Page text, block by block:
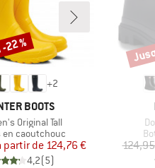
+2
BOOTS
Original Tall
group
en caoutchouc
Prix
Prix réduit
partir de 124,76 €
4,2(5)
%